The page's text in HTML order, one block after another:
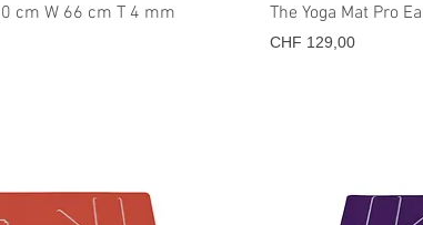
cm W 66 cm T 4 mm The Yoga Mat Pro
Prijs
CHF 129,00